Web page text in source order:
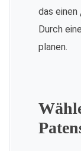
das einen
Durch
planen.